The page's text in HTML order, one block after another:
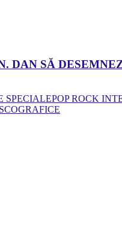
DAN SĂ
SPECIALEPOP ROCK